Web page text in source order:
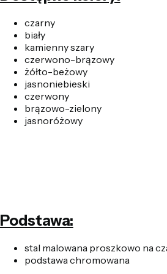
czarny
biały
kamienny szary
czerwono-brązowy
żółto-beżowy
jasnoniebieski
czerwony
brązowo-zielony
jasnoróżowy
Podstawa:
stal malowana proszkowo na
podstawa chromowana